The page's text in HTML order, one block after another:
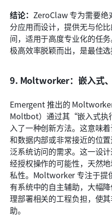
结论： ZeroClaw 专为需要绝
分应用而设计，提供无与伦
间，适用于高度专业化的任
极高效率脱颖而出，是最佳选
9. Moltworker：嵌入式
Emergent 推出的
Moltbot）通过其“嵌入式执
入了一种创新方法。这意味
和数据内部或非常接近的位
泛系统访问的需求。这一设
经授权操作的可能性，天然
私性。Moltworker 专注于提
有系统中的自主辅助，大幅
理部署相关的工程负担，使
助。